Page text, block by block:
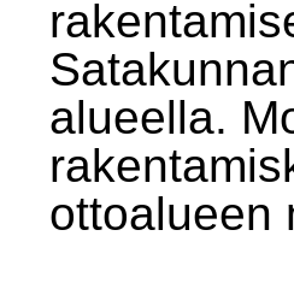
alueella.
ottoalueen